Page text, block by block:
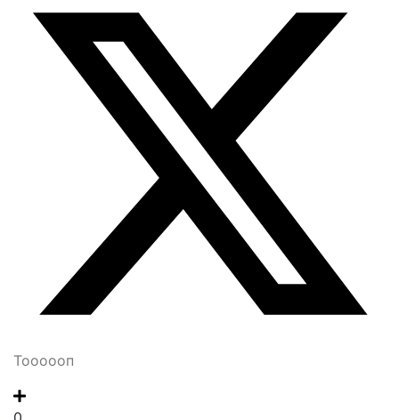
Тоооооп